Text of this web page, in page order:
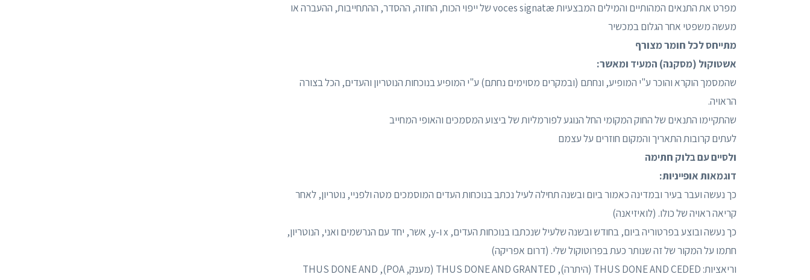
מפרט את התנאים המהותיים והמילים המבצעיות voces signatæ של ייפוי הכוח, החוזה, ההסדר, ההתחייבות, ההעברה או
מעשה משפטי אחר הגלום במכשיר
מתייחס לכל חומר מצורף
אשטוקול (מסקנה) המעיד ומאשר:
שהמסמך הוקרא והוכר ע"י המופיע, ונחתם (ובמקרים מסוימים נחתם) ע"י המופיע בנוכחות הנוטריון והעדים, הכל בצורה
הראויה.
שהתקיימו התנאים של החוק המקומי החל הנוגע לפורמליות של ביצוע המסמכים והאופי המחייב
לעתים קרובות התאריך והמקום חוזרים על עצמם
ולסיים עם בלוק חתימה
דוגמאות אופייניות:
כך נעשה ועבר בעיר ובמדינה כאמור ביום ובשנה תחילה לעיל נכתב בנוכחות העדים המוסמכים מטה ולפניי, נוטריון, לאחר
קריאה ראויה של כולו. (לואיזיאנה)
כך נעשה ובוצע בפרטוריה ביום, בחודש ובשנה שלעיל שנכתבו בנוכחות העדים, x ו-y, אשר, יחד עם הנרשמים ואני, הנוטריון,
חתמו על המקור של זה שנותר כעת בפרוטוקול שלי. (דרום אפריקה)
וריאציות: THUS DONE AND CEDED (היתרה), THUS DONE AND GRANTED (מענק, POA), THUS DONE AND